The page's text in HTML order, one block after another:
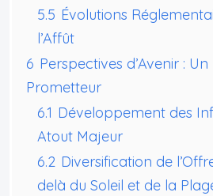
5.5 Évolutions
l’Affût
6 Perspectives d’Avenir :
Prometteur
6.1 Développement des
Atout Majeur
6.2 Diversification de
delà du Soleil et de la